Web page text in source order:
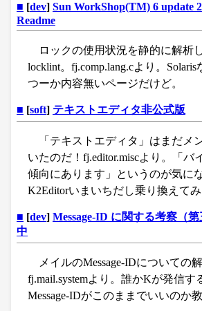
■ [dev] Sun WorkShop(TM) 6 update
Readme
ロックの使用状況を静的に解析
locklint。fj.comp.lang.cより。Solaris
つーか内容無いページだけど。
■ [soft] テキストエディタ非公式版
「テキストエディタ」はまだメ
いたのだ！fj.editor.miscより。「バ
傾向にあります」というのが気に
K2Editorいまいちだし乗り換えてみ
■ [dev] Message-ID に関する考察（
中
メイルのMessage-IDについての解
fj.mail.systemより。誰かKが発信す
Message-IDがこのままでいいのか教